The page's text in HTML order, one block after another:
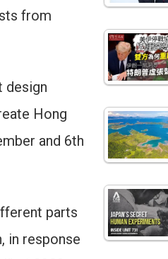
from
design
Hong
and 6th
parts
in response